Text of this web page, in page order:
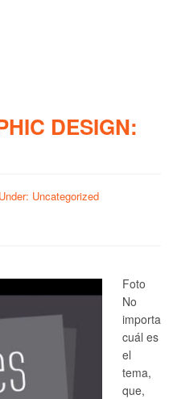
DESIGN:
Under: Uncategorized
Foto
No
importa
cuál es
el
tema,
que,